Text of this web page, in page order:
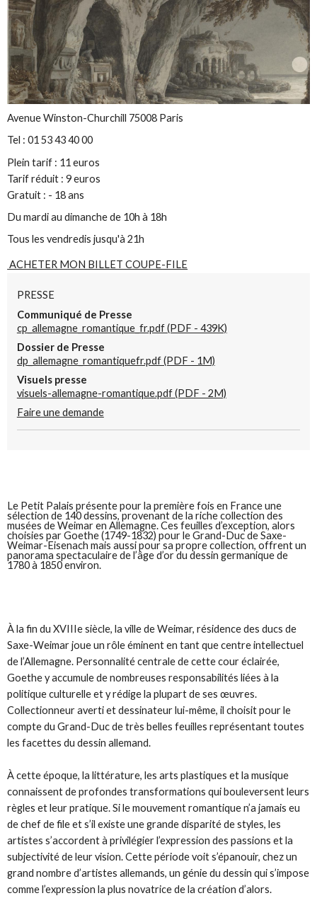
Avenue Winston-Churchill 75008 Paris
Tel : 01 53 43 40 00
Plein tarif : 11 euros
Tarif réduit : 9 euros
Gratuit : - 18 ans
Du mardi au dimanche de 10h à 18h
Tous les vendredis jusqu'à 21h
ACHETER MON BILLET COUPE-FILE
PRESSE
Communiqué de Presse
cp_allemagne_romantique_fr.pdf (PDF - 439K)
Dossier de Presse
dp_allemagne_romantiquefr.pdf (PDF - 1M)
Visuels presse
visuels-allemagne-romantique.pdf (PDF - 2M)
Faire une demande
Le Petit Palais présente pour la première fois en France une
sélection de 140 dessins, provenant de la riche collection des
musées de Weimar en Allemagne. Ces feuilles d’exception, alors
choisies par Goethe (1749-1832) pour le Grand-Duc de Saxe-
Weimar-Eisenach mais aussi pour sa propre collection, offrent un
panorama spectaculaire de l’âge d’or du dessin germanique de
1780 à 1850 environ.
À la fin du XVIIIe siècle, la ville de Weimar, résidence des ducs de
Saxe-Weimar joue un rôle éminent en tant que centre intellectuel
de l’Allemagne. Personnalité centrale de cette cour éclairée,
Goethe y accumule de nombreuses responsabilités liées à la
politique culturelle et y rédige la plupart de ses œuvres.
Collectionneur averti et dessinateur lui-même, il choisit pour le
compte du Grand-Duc de très belles feuilles représentant toutes
les facettes du dessin allemand.
À cette époque, la littérature, les arts plastiques et la musique
connaissent de profondes transformations qui bouleversent leurs
règles et leur pratique. Si le mouvement romantique n’a jamais eu
de chef de file et s’il existe une grande disparité de styles, les
artistes s’accordent à privilégier l’expression des passions et la
subjectivité de leur vision. Cette période voit s’épanouir, chez un
grand nombre d’artistes allemands, un génie du dessin qui s’impose
comme l’expression la plus novatrice de la création d’alors.